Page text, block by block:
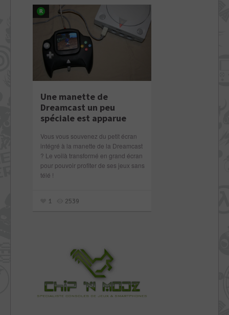
Une manette de
Dreamcast un peu
spéciale est apparue
Vous vous souvenez du petit écran
intégré à la manette de la Dreamcast
? Le voilà transformé en grand écran
pour pouvoir profiter de ses jeux sans
télé !
1 2539